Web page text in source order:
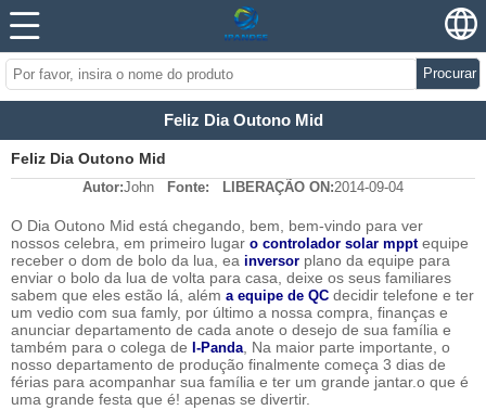
Procurar
Feliz Dia Outono Mid
Feliz Dia Outono Mid
Autor:John Fonte: LIBERAÇÃO ON:2014-09-04
O Dia Outono Mid está chegando, bem, bem-vindo para ver
nossos celebra, em primeiro lugar o controlador solar mpptequipe
receber o dom de bolo da lua, ea inversor plano da equipe para
enviar o bolo da lua de volta para casa, deixe os seus familiares
sabem que eles estão lá, além a equipe de QC decidir telefone e ter
um vedio com sua famly, por último a nossa compra, finanças e
anunciar departamento de cada anote o desejo de sua família e
também para o colega de I-Panda , Na maior parte importante, o
nosso departamento de produção finalmente começa 3 dias de
férias para acompanhar sua família e ter um grande jantar.o que é
uma grande festa que é! apenas se divertir.